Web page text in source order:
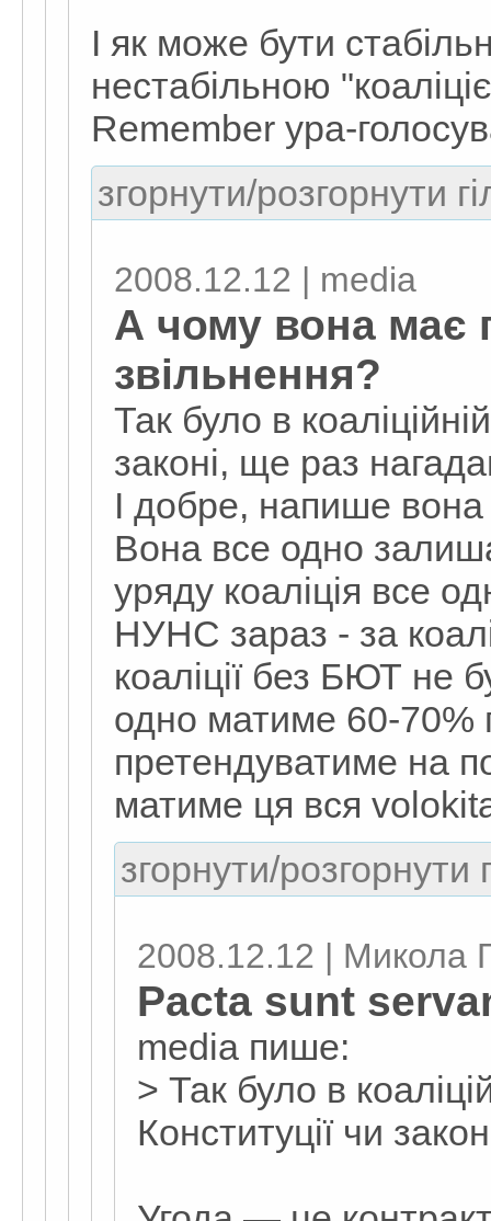
І як може бути
нестабільною
Remember ура-
згорнути/розгорнути
2008.12.12 | media
А чому вона має
звільнення?
Так було в
законі, ще раз
І добре, напише вона
Вона все одно
уряду коаліція все
НУНС зараз - за
коаліції без БЮТ не
одно матиме 60-70%
претендуватиме на
матиме ця вся
згорнути/розгорнути
2008.12.12 | Микола
Pacta sunt
media пише:
> Так було в
Конституції чи